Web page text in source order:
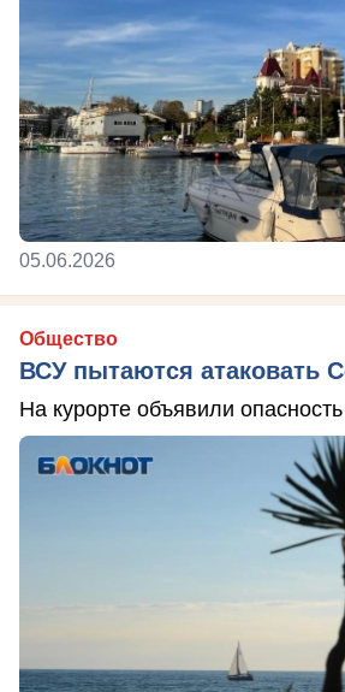
05.06.2026
Общество
ВСУ пытаются атаковать
На курорте объявили опасность